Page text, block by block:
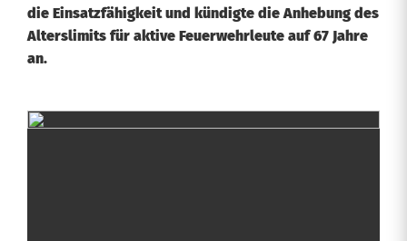
die Einsatzfähigkeit und kündigte die Anhebung des
Alterslimits für aktive Feuerwehrleute auf 67 Jahre
an.
F